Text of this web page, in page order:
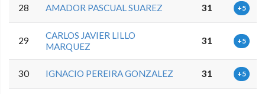
28 AMADOR PASCUAL SUAREZ 31 +5
29
CARLOS JAVIER LILLO
MARQUEZ
31 +5
30 IGNACIO PEREIRA GONZALEZ 31 +5